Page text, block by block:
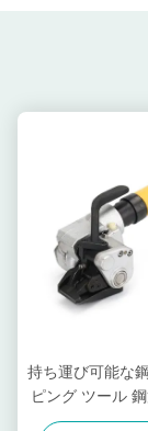
持ち運び可能な
ピング ツール 鋼
バンドリング